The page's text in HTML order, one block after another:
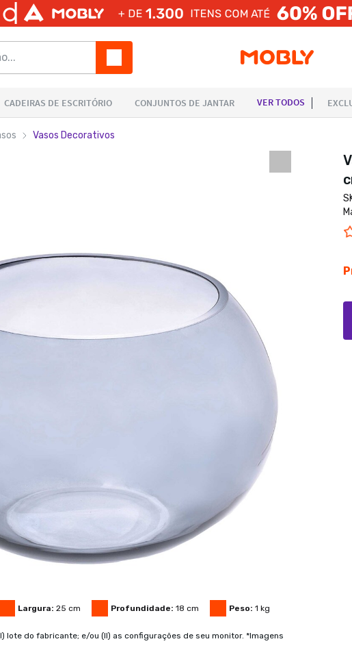
Vasos Decorativos
Largura: 25 cm Profundidade: 18 cm Peso: 1 kg
lote do fabricante; e/ou (II) as configurações de seu monitor. *Imagens